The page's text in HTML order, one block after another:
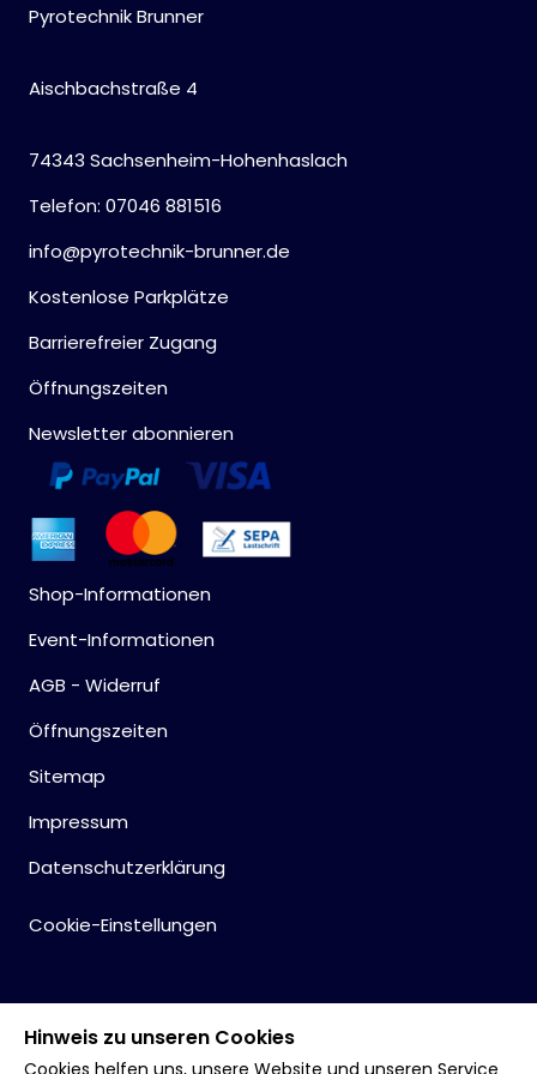
Pyrotechnik Brunner
Aischbachstraße 4
74343 Sachsenheim-Hohenhaslach
Telefon: 07046 881516
info@pyrotechnik-brunner.de
Kostenlose Parkplätze
Barrierefreier Zugang
Öffnungszeiten
Newsletter abonnieren
Shop-Informationen
Event-Informationen
AGB - Widerruf
Öffnungszeiten
Sitemap
Impressum
Datenschutzerklärung
Cookie-Einstellungen
Hinweis zu unseren Cookies
Cookies helfen uns, unsere Website und unseren Service